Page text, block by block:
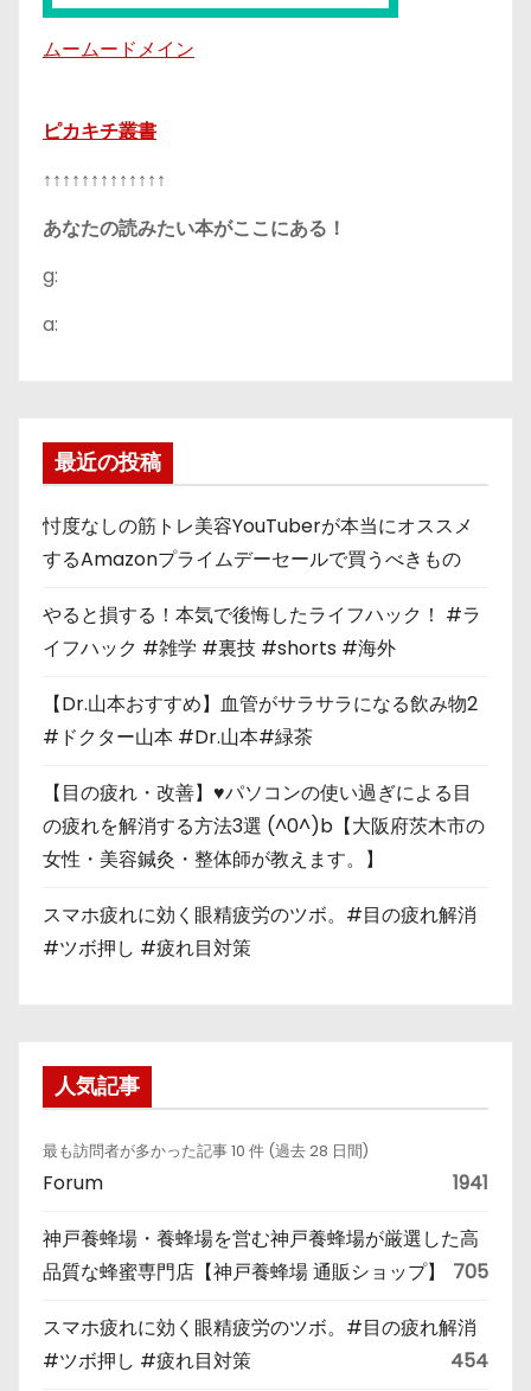
ムームードメイン
ピカキチ叢書
↑↑↑↑↑↑↑↑↑↑↑↑↑
あなたの読みたい本がここにある！
g:
a:
最近の投稿
忖度なしの筋トレ美容YouTuberが本当にオススメ
するAmazonプライムデーセールで買うべきもの
やると損する！本気で後悔したライフハック！ #ラ
イフハック #雑学 #裏技 #shorts #海外
【Dr.山本おすすめ】血管がサラサラになる飲み物2
#ドクター山本 #Dr.山本#緑茶
【目の疲れ・改善】♥パソコンの使い過ぎによる目
の疲れを解消する方法3選 (^0^)b【大阪府茨木市の
女性・美容鍼灸・整体師が教えます。】
スマホ疲れに効く眼精疲労のツボ。#目の疲れ解消
#ツボ押し #疲れ目対策
人気記事
最も訪問者が多かった記事 10 件 (過去 28 日間)
Forum 1941
神戸養蜂場・養蜂場を営む神戸養蜂場が厳選した高
品質な蜂蜜専門店【神戸養蜂場 通販ショップ】
705
スマホ疲れに効く眼精疲労のツボ。#目の疲れ解消
#ツボ押し #疲れ目対策
454